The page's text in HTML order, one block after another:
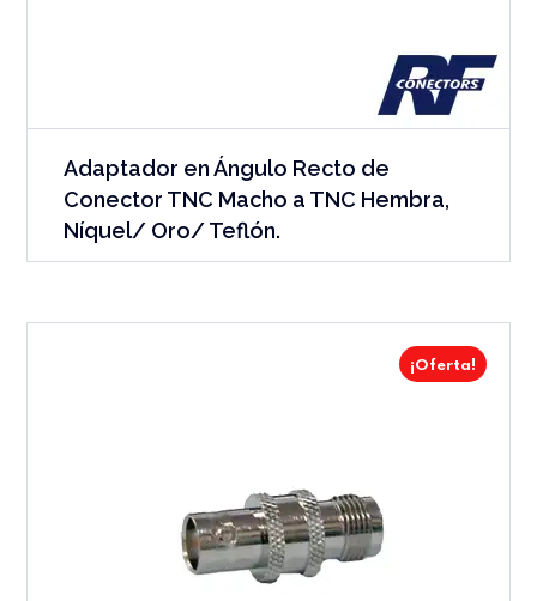
Adaptador en Ángulo Recto de
Conector TNC Macho a TNC Hembra,
Níquel/ Oro/ Teflón.
¡Oferta!